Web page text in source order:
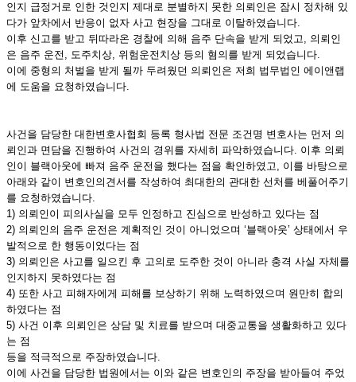
인지 급정거로 인한 것인지 제대로 분별하지 못한 의뢰인은 잠시 정차해 있
다가 앞차에서 반응이 없자 사고 현장을 그대로 이탈하였습니다.
이후 신고를 받고 뒤따라온 경찰에 의해 음주 단속을 받게 되었고, 의뢰인
은 음주 운전, 도주치상, 위험운전치상 등의 혐의를 받게 되었습니다.
이에 중형의 처벌을 받게 될까 두려웠던 의뢰인은 저희 법무법인 에이앤랩
에 도움을 요청하였습니다.
사건을 담당한 대한변호사협회 등록 형사법 전문 조건명 변호사는 먼저 의
뢰인과 면담을 진행하여 사건의 경위를 자세히 파악하였습니다. 이후 의뢰
인이 블랙아웃에 빠져 음주 운전을 했다는 점을 확인하였고, 이를 바탕으로
아래와 같이 변호인의견서를 작성하여 최대한의 관대한 선처를 베풀어주기
를 요청하였습니다.
1) 의뢰인이 피의사실을 모두 인정하고 진심으로 반성하고 있다는 점
2) 의뢰인의 음주 운전은 계획적인 것이 아니었으며 ‘블랙아웃’ 상태에서 우
발적으로 한 행동이었다는 점
3) 의뢰인은 사고를 일으킨 후 고의로 도주한 것이 아니라 충격 사실 자체를
인지하지 못하였다는 점
4) 또한 사고 피해자에게 피해를 보상하기 위해 노력하였으며 원만히 합의
하였다는 점
5) 사건 이후 의뢰인은 상담 및 치료를 받으며 대중교통을 생활화하고 있다
는 점
등을 적극적으로 주장하였습니다.
이에 사건을 담당한 법원에서는 이와 같은 변호인의 주장을 받아들여 주었